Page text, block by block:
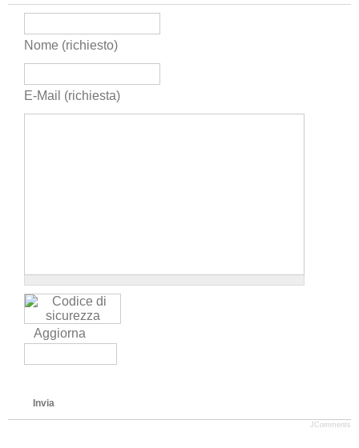
Nome (richiesto)
E-Mail (richiesta)
Aggiorna
Invia
JComments